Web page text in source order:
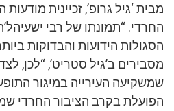
מבית ‘גיל גרופ’, זכיינית
החרדי. “תמונתו של רבי
הסגולות הידועות והבדוקות
מסבירים ב’גיל סטריט’, “לכן,
שמשקיעה העירייה במיגור
הפועלת בקרב הציבור החרדי